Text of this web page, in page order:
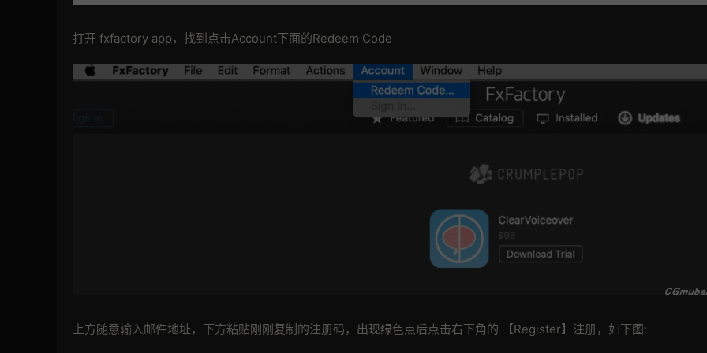
打开 fxfactory app，找到点击Account下面的Redeem Code
上方随意输入邮件地址，下方粘贴刚刚复制的注册码，出现绿色点后点击右下角的 【Register】注册，如下图: